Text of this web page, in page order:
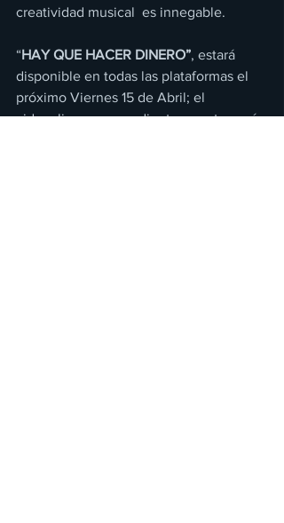
creatividad musical  es innegable.
“HAY QUE HACER DINERO”, estará
disponible en todas las plataformas el
próximo Viernes 15 de Abril; el
videoclip correspondiente se estrenará